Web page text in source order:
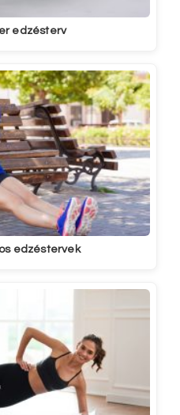
edzésterv
edzéstervek